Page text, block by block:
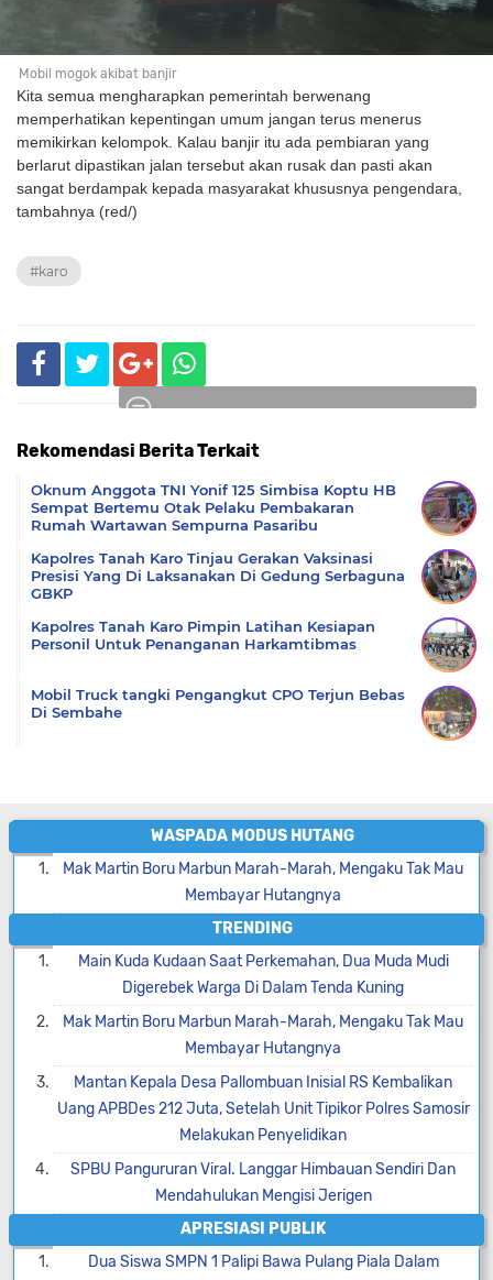
Mobil mogok akibat banjir
Kita semua mengharapkan pemerintah berwenang
memperhatikan kepentingan umum jangan terus menerus
memikirkan kelompok. Kalau banjir itu ada pembiaran yang
berlarut dipastikan jalan tersebut akan rusak dan pasti akan
sangat berdampak kepada masyarakat khususnya pengendara,
tambahnya (red/)
#karo
Rekomendasi Berita Terkait
Oknum Anggota TNI Yonif 125 Simbisa Koptu HB
Sempat Bertemu Otak Pelaku Pembakaran
Rumah Wartawan Sempurna Pasaribu
Kapolres Tanah Karo Tinjau Gerakan Vaksinasi
Presisi Yang Di Laksanakan Di Gedung Serbaguna
GBKP
Kapolres Tanah Karo Pimpin Latihan Kesiapan
Personil Untuk Penanganan Harkamtibmas
Mobil Truck tangki Pengangkut CPO Terjun Bebas
Di Sembahe
WASPADA MODUS HUTANG
Mak Martin Boru Marbun Marah-Marah, Mengaku Tak Mau
Membayar Hutangnya
TRENDING
Main Kuda Kudaan Saat Perkemahan, Dua Muda Mudi
Digerebek Warga Di Dalam Tenda Kuning
Mak Martin Boru Marbun Marah-Marah, Mengaku Tak Mau
Membayar Hutangnya
Mantan Kepala Desa Pallombuan Inisial RS Kembalikan
Uang APBDes 212 Juta, Setelah Unit Tipikor Polres Samosir
Melakukan Penyelidikan
SPBU Pangururan Viral. Langgar Himbauan Sendiri Dan
Mendahulukan Mengisi Jerigen
APRESIASI PUBLIK
Dua Siswa SMPN 1 Palipi Bawa Pulang Piala Dalam